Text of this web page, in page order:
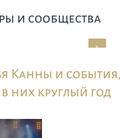
и сообщества
Канны и события,
них круглый год